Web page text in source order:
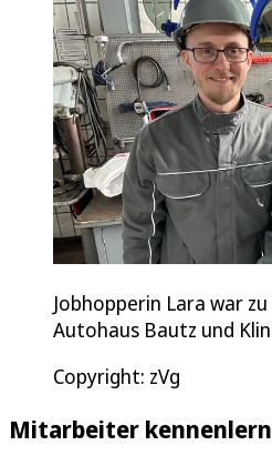
Jobhopperin Lara war
Autohaus Bautz und
Copyright: zVg
Mitarbeiter